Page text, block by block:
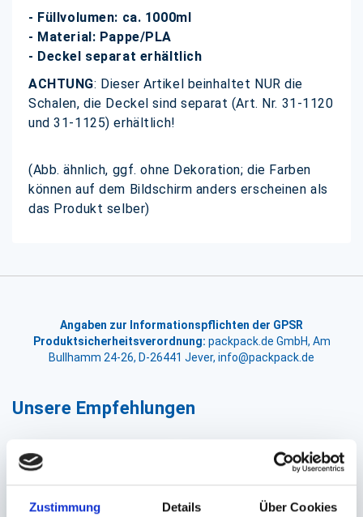
Zustimmung Details Über Cookies
- Füllvolumen: ca. 1000ml
- Material: Pappe/PLA
- Deckel separat erhältlich
ACHTUNG: Dieser Artikel beinhaltet NUR die
Schalen, die Deckel sind separat (Art. Nr. 31-1120
und 31-1125) erhältlich!
(Abb. ähnlich, ggf. ohne Dekoration; die Farben
können auf dem Bildschirm anders erscheinen als
das Produkt selber)
Angaben zur Informationspflichten der GPSR
Produktsicherheitsverordnung: packpack.de GmbH, Am
Bullhamm 24-26, D-26441 Jever, info@packpack.de
Unsere Empfehlungen